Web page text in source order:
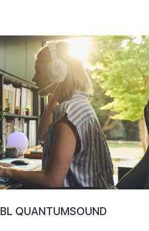
QUANTUMSOUND